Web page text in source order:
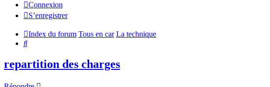
Connexion
S’enregistrer
Index du forum Tous en car La technique
Rechercher
repartition des charges